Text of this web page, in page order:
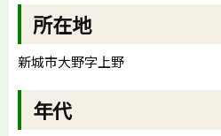
所在地
新城市大野字上野
年代